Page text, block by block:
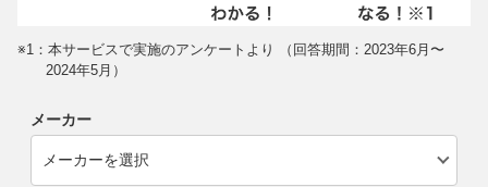
※1：本サービスで実施のアンケートより （回答期間：2023年6月〜
2024年5月）
メーカー